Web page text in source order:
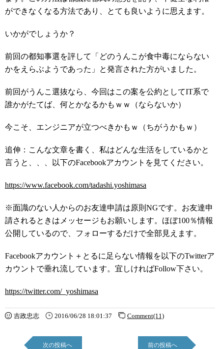
ができなくなる方法であり、とても良いように思えます。
いかがでしょうか？
前回の都知事選を評して「どのうんこが食中毒にならない
かをえらぶようであった」と発言された方がいました。
前回がうんこ選抜なら、今回はこの案を公約としてIT系で
誰かがたてば、何とかなるかもｗｗ（ならないか）
今こそ、エンジニアが立つべきかもｗ（ちがうかもｗ）
追伸：こんな文章を書く、私はどんな生活をしているかと
言うと、、、以下のFacebookアカウントを見てください。
https://www.facebook.com/tadashi.yoshimasa
※面識のない人からのお友達申請は原則NGです。お友達申
請されるときはメッセージもお願いします。ほぼ100％情報
公開しているので、フォローするだけで全部見えます。
Facebookアカウント＋とるに足らない情報を以下のTwitterア
カウントで垂れ流しています。宜しければFollow下さい。
https://twitter.com/_yoshimasa
吉政忠志 2016/06/28 18:01:37 Comment(11)
次の投稿へ 前の投稿へ